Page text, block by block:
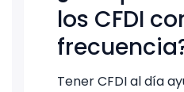
los CFDI
Tener CFDI al día